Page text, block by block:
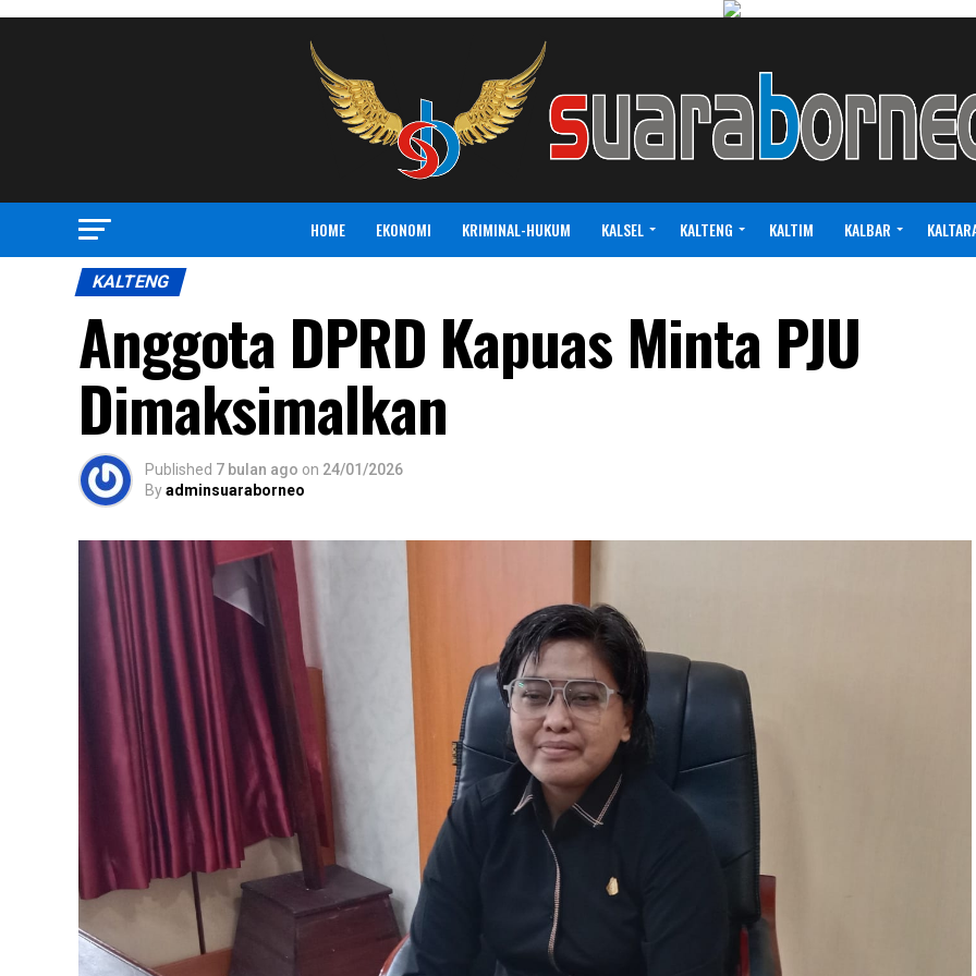
HOME EKONOMI KRIMINAL-HUKUM KALSEL KALTENG KALTIM KALBAR
KALTENG
Anggota DPRD Kapuas Minta PJU
Dimaksimalkan
Published 7 bulan ago on 24/01/2026
Byadminsuaraborneo